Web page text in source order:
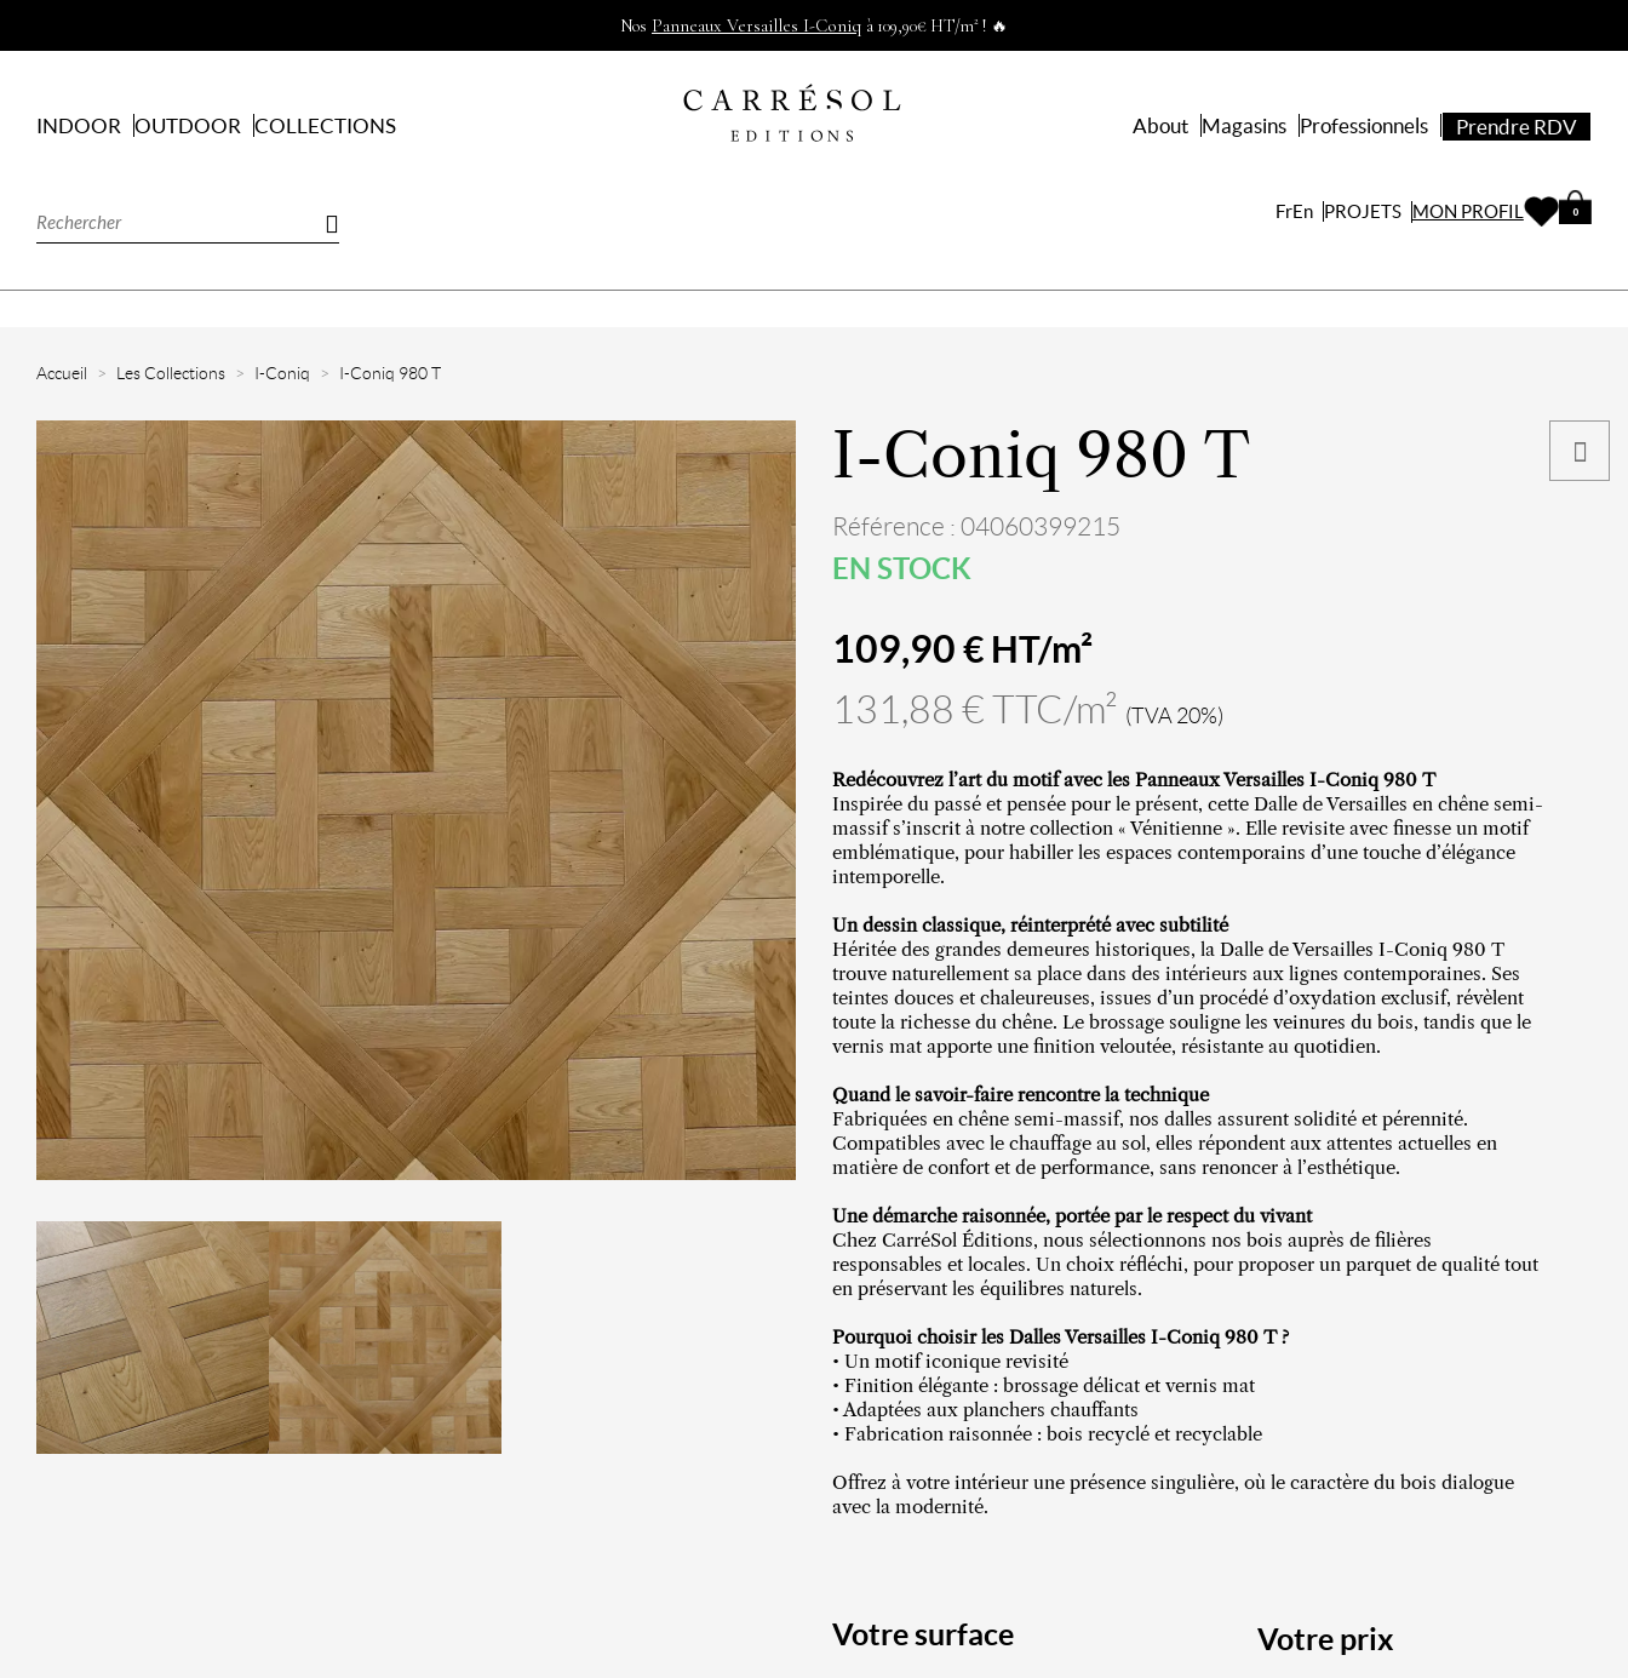
Nos Panneaux Versailles I-Coniq à 109,90€ HT/m² ! 🔥
INDOOR OUTDOOR COLLECTIONS About Magasins Professionnels Prendre RDV
FrEn PROJETS MON PROFIL 0
Accueil Les Collections I-Coniq I-Coniq 980 T
I-Coniq 980 T
Référence : 04060399215
EN STOCK
109,90 € HT/m²
131,88 € TTC/m² (TVA 20%)
Redécouvrez l’art du motif avec les Panneaux Versailles I-Coniq 980 T
Inspirée du passé et pensée pour le présent, cette Dalle de Versailles en chêne semi-
massif s’inscrit à notre collection « Vénitienne ». Elle revisite avec finesse un motif
emblématique, pour habiller les espaces contemporains d’une touche d’élégance
intemporelle.
Un dessin classique, réinterprété avec subtilité
Héritée des grandes demeures historiques, la Dalle de Versailles I-Coniq 980 T
trouve naturellement sa place dans des intérieurs aux lignes contemporaines. Ses
teintes douces et chaleureuses, issues d’un procédé d’oxydation exclusif, révèlent
toute la richesse du chêne. Le brossage souligne les veinures du bois, tandis que le
vernis mat apporte une finition veloutée, résistante au quotidien.
Quand le savoir-faire rencontre la technique
Fabriquées en chêne semi-massif, nos dalles assurent solidité et pérennité.
Compatibles avec le chauffage au sol, elles répondent aux attentes actuelles en
matière de confort et de performance, sans renoncer à l’esthétique.
Une démarche raisonnée, portée par le respect du vivant
Chez CarréSol Éditions, nous sélectionnons nos bois auprès de filières
responsables et locales. Un choix réfléchi, pour proposer un parquet de qualité tout
en préservant les équilibres naturels.
Pourquoi choisir les Dalles Versailles I-Coniq 980 T ?
• Un motif iconique revisité
• Finition élégante : brossage délicat et vernis mat
• Adaptées aux planchers chauffants
• Fabrication raisonnée : bois recyclé et recyclable
Offrez à votre intérieur une présence singulière, où le caractère du bois dialogue
avec la modernité.
Votre surface Votre prix